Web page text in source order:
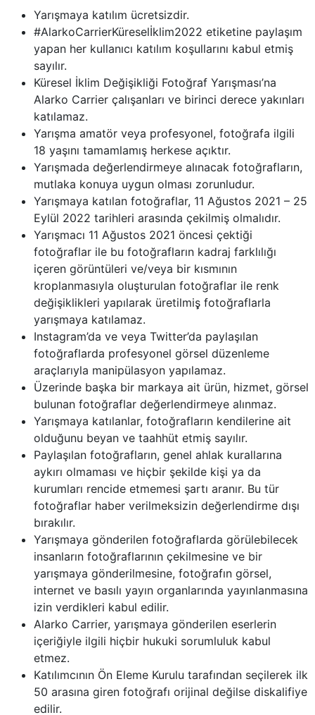
Yarışmaya katılım ücretsizdir.
#AlarkoCarrierKüreselİklim2022 etiketine paylaşım
yapan her kullanıcı katılım koşullarını kabul etmiş
sayılır.
Küresel İklim Değişikliği Fotoğraf Yarışması’na
Alarko Carrier çalışanları ve birinci derece yakınları
katılamaz.
Yarışma amatör veya profesyonel, fotoğrafa ilgili
18 yaşını tamamlamış herkese açıktır.
Yarışmada değerlendirmeye alınacak fotoğrafların,
mutlaka konuya uygun olması zorunludur.
Yarışmaya katılan fotoğraflar, 11 Ağustos 2021 – 25
Eylül 2022 tarihleri arasında çekilmiş olmalıdır.
Yarışmacı 11 Ağustos 2021 öncesi çektiği
fotoğraflar ile bu fotoğrafların kadraj farklılığı
içeren görüntüleri ve/veya bir kısmının
kroplanmasıyla oluşturulan fotoğraflar ile renk
değişiklikleri yapılarak üretilmiş̧ fotoğraflarla
yarışmaya katılamaz.
Instagram’da ve veya Twitter’da paylaşılan
fotoğraflarda profesyonel görsel düzenleme
araçlarıyla manipülasyon yapılamaz.
Üzerinde başka bir markaya ait ürün, hizmet, görsel
bulunan fotoğraflar değerlendirmeye alınmaz.
Yarışmaya katılanlar, fotoğrafların kendilerine ait
olduğunu beyan ve taahhüt etmiş sayılır.
Paylaşılan fotoğrafların, genel ahlak kurallarına
aykırı olmaması ve hiçbir şekilde kişi ya da
kurumları rencide etmemesi şartı aranır. Bu tür
fotoğraflar haber verilmeksizin değerlendirme dışı
bırakılır.
Yarışmaya gönderilen fotoğraflarda görülebilecek
insanların fotoğraflarının çekilmesine ve bir
yarışmaya gönderilmesine, fotoğrafın görsel,
internet ve basılı yayın organlarında yayınlanmasına
izin verdikleri kabul edilir.
Alarko Carrier, yarışmaya gönderilen eserlerin
içeriğiyle ilgili hiçbir hukuki sorumluluk kabul
etmez.
Katılımcının Ön Eleme Kurulu tarafından seçilerek ilk
50 arasına giren fotoğrafı orijinal değilse diskalifiye
edilir.